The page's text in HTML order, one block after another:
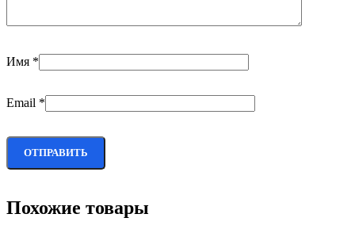
Имя *
Email *
Похожие товары